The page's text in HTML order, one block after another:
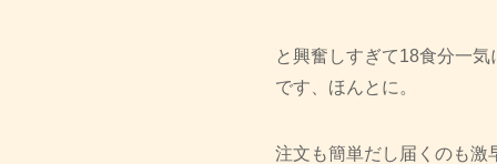
と興奮しすぎて18食分一
です、ほんとに。
注文も簡単だし届くのも激